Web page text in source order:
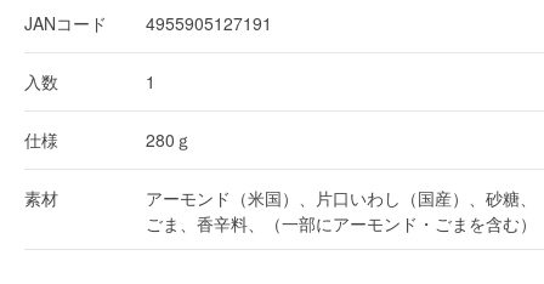
JANコード 4955905127191
入数 1
仕様 280ｇ
素材
アーモンド（米国）、片口いわし（国産）、砂糖、
ごま、香辛料、（一部にアーモンド・ごまを含む）